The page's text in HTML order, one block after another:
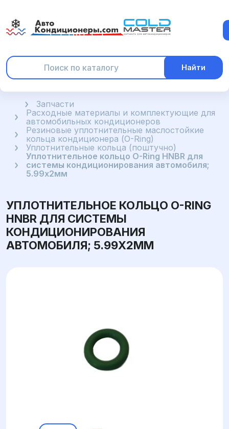
Найти
ГлавнаяЗапчасти
Расходные материалы и комплектующие для
автомобильных кондиционеров
Резиновые уплотнительные маслостойкие
кольца кондиционера (O-Ring)
Уплотнительные кольца (поштучно)
Уплотнительное кольцо O-Ring HNBR для
системы кондиционирования автомобиля;
5.99x2мм
УПЛОТНИТЕЛЬНОЕ КОЛЬЦО O-RING
HNBR ДЛЯ СИСТЕМЫ
КОНДИЦИОНИРОВАНИЯ
АВТОМОБИЛЯ; 5.99X2ММ